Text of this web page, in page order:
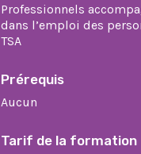
Professionnels
dans l’emploi des
TSA
Prérequis
Aucun
Tarif de la formation